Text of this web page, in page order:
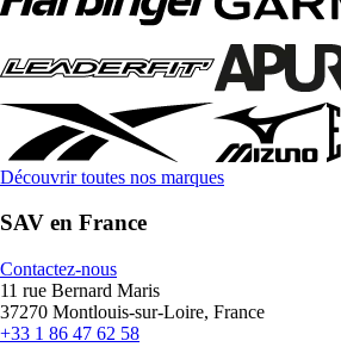
Découvrir toutes nos marques
SAV en France
Contactez-nous
11 rue Bernard Maris
37270 Montlouis-sur-Loire, France
+33 1 86 47 62 58